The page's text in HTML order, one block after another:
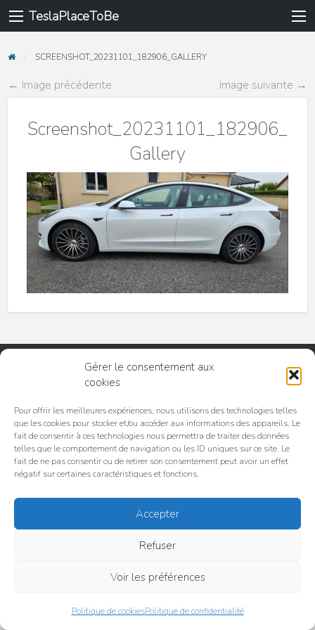
Gérer le consentement aux
cookies
Pour offrir les meilleures expériences, nous utilisons des technologies telles
que les cookies pour stocker et/ou accéder aux informations des appareils. Le
fait de consentir à ces technologies nous permettra de traiter des données
telles que le comportement de navigation ou les ID uniques sur ce site. Le
fait de ne pas consentir ou de retirer son consentement peut avoir un effet
négatif sur certaines caractéristiques et fonctions.
Accepter
Refuser
Voir les préférences
Politique de cookiesPolitique de confidentialité
TeslaPlaceToBe
SCREENSHOT_20231101_182906_GALLERY
← Image précédente Image suivante →
Screenshot_20231101_182906_
Gallery
Accueil C.G.U. / C.G.V
Politique de confidentialité
Politique de cookies (UE)
Pourquoi choisir TeslaPlaceToBe ?
© TeslaPlaceToBe 2025 | Tous droits réservés | TeslaPlaceToBe est une
organisation indépendante et n'est pas affiliée à Tesla Motors, Inc. ou à
ses filiales. Tesla, Tesla Cybertruck, Tesla Motors, Tesla Roadster,
Tesla et T in Crest » sont des marques commerciales ou des marques